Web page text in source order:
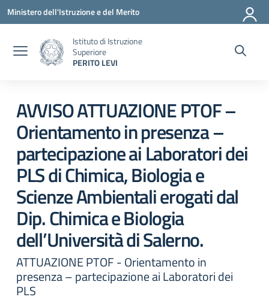
Vai ai contenuti
Vai al menu di navigazione
Vai al footer
Ministero dell'Istruzione e del Merito
Istituto di Istruzione
Superiore
PERITO LEVI
AVVISO ATTUAZIONE PTOF –
Orientamento in presenza –
partecipazione ai Laboratori dei
PLS di Chimica, Biologia e
Scienze Ambientali erogati dal
Dip. Chimica e Biologia
dell’Università di Salerno.
ATTUAZIONE PTOF - Orientamento in
presenza – partecipazione ai Laboratori dei
PLS